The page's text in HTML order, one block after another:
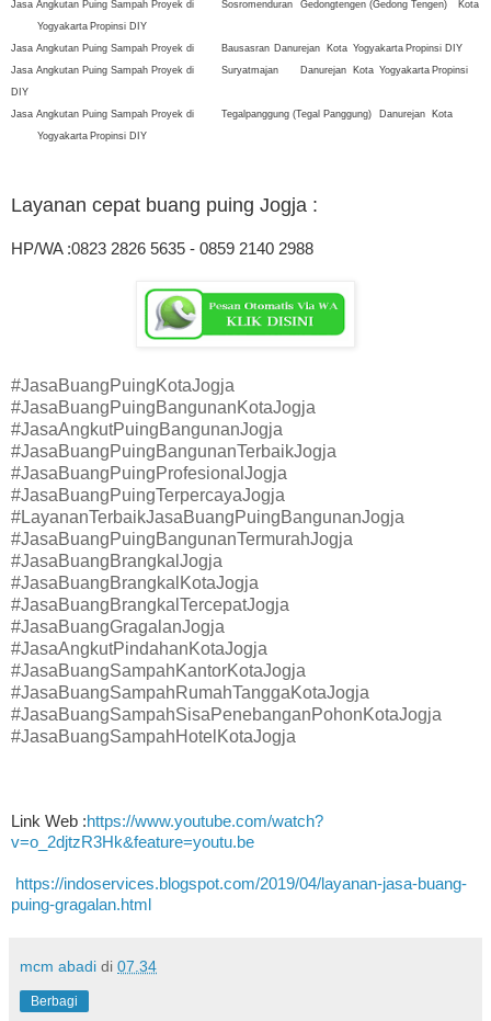
Jasa Angkutan Puing Sampah Proyek di
Sosromenduran Gedongtengen (Gedong Tengen)
Kota
Yogyakarta Propinsi DIY
Jasa Angkutan Puing Sampah Proyek di
Bausasran Danurejan Kota Yogyakarta Propinsi DIY
Jasa Angkutan Puing Sampah Proyek di
Suryatmajan Danurejan Kota Yogyakarta Propinsi
DIY
Jasa Angkutan Puing Sampah Proyek di
Tegalpanggung (Tegal Panggung) Danurejan
Kota
Yogyakarta Propinsi DIY
Layanan cepat buang puing Jogja :
HP/WA :0823 2826 5635 - 0859 2140 2988
#JasaBuangPuingKotaJogja
#JasaBuangPuingBangunanKotaJogja
#JasaAngkutPuingBangunanJogja
#JasaBuangPuingBangunanTerbaikJogja
#JasaBuangPuingProfesionalJogja
#JasaBuangPuingTerpercayaJogja
#LayananTerbaikJasaBuangPuingBangunanJogja
#JasaBuangPuingBangunanTermurahJogja
#JasaBuangBrangkalJogja
#JasaBuangBrangkalKotaJogja
#JasaBuangBrangkalTercepatJogja
#JasaBuangGragalanJogja
#JasaAngkutPindahanKotaJogja
#JasaBuangSampahKantorKotaJogja
#JasaBuangSampahRumahTanggaKotaJogja
#JasaBuangSampahSisaPenebanganPohonKotaJogja
#JasaBuangSampahHotelKotaJogja
Link Web :https://www.youtube.com/watch?
v=o_2djtzR3Hk&feature=youtu.be
https://indoservices.blogspot.com/2019/04/layanan-jasa-buang-
puing-gragalan.html
mcm abadi di 07.34
Berbagi